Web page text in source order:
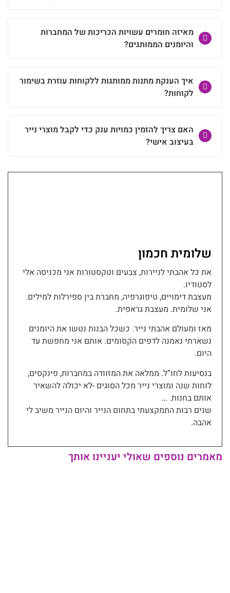
מאיזה חומרים עשויות הכריכות של המחברות
והיומנים הממותגים?
איך הענקת מתנות ממותגות ללקוחות עוזרת בשימור
לקוחות?
האם צריך להזמין כמויות ענק כדי לקבל מוצרי נייר
בעיצוב אישי?
שלומית חכמון
את כל אהבתי לניירות, צבעים וטקסטורות אני מכניסה אלי
לסטודיו.
מעצבת דימויים, טיפוגרפיה, מחברת בין ספירלות למילים.
אני שלומית. מעצבת גראפית.
מאז ומעולם אהבתי נייר. כשכל הבנות נטשו את היומנים
נשארתי נאמנה לדפים הקסומים. אותם אני מחפשת עד
היום.
בנסיעות לחו”ל. ממלאה את המזוודה במחברות, פינקסים,
לוחות שנה ומוצרי נייר מכל הסוגים -לא יכולה להשאיר
אותם בחנות. …
שנים רבות התמקצעתי בתחום הנייר והיום הנייר משיב לי
אהבה.
מאמרים נוספים שאולי יעניינו אותך